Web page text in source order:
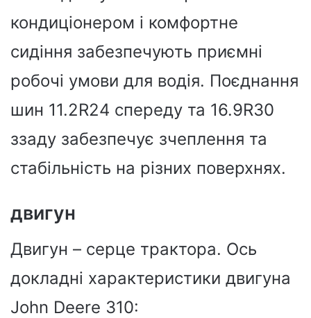
кондиціонером і комфортне
сидіння забезпечують приємні
робочі умови для водія. Поєднання
шин 11.2R24 спереду та 16.9R30
ззаду забезпечує зчеплення та
стабільність на різних поверхнях.
двигун
Двигун – серце трактора. Ось
докладні характеристики двигуна
John Deere 310: